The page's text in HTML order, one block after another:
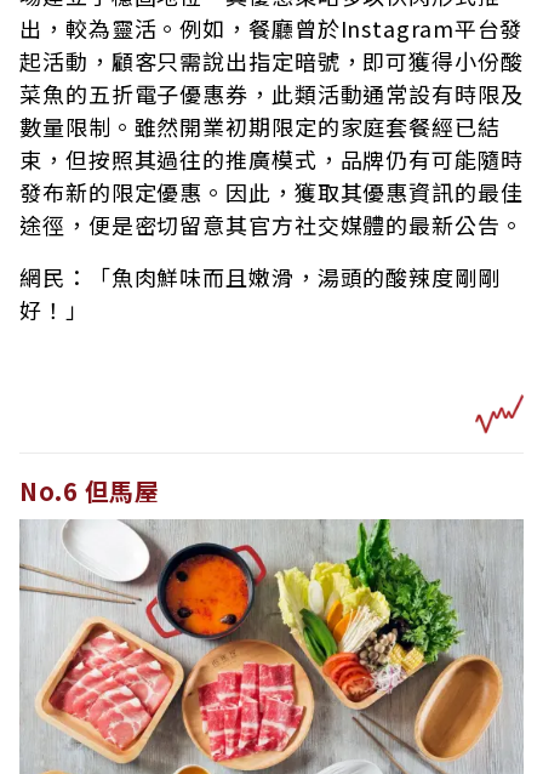
出，較為靈活。例如，餐廳曾於Instagram平台發
起活動，顧客只需說出指定暗號，即可獲得小份酸
菜魚的五折電子優惠券，此類活動通常設有時限及
數量限制。雖然開業初期限定的家庭套餐經已結
束，但按照其過往的推廣模式，品牌仍有可能隨時
發布新的限定優惠。因此，獲取其優惠資訊的最佳
途徑，便是密切留意其官方社交媒體的最新公告。
網民：「魚肉鮮味而且嫩滑，湯頭的酸辣度剛剛
好！」
No.6 但馬屋